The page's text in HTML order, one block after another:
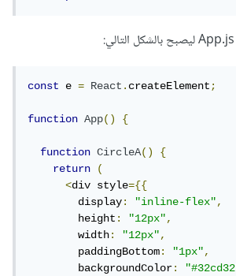
const e = React.createElement;
function App() {
function CircleA()
{
return
(
<div style={{
        display
: "inline-flex",
        height
: "12px",
        width
: "12px",
        paddingBottom
: "1px",
        backgroundColor
: